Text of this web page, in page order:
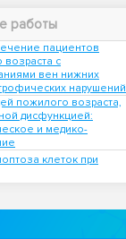
работы
пациентов
возраста с
вен нижних
нарушений
пожилого возраста,
дисфункцией:
и медико-
клеток при